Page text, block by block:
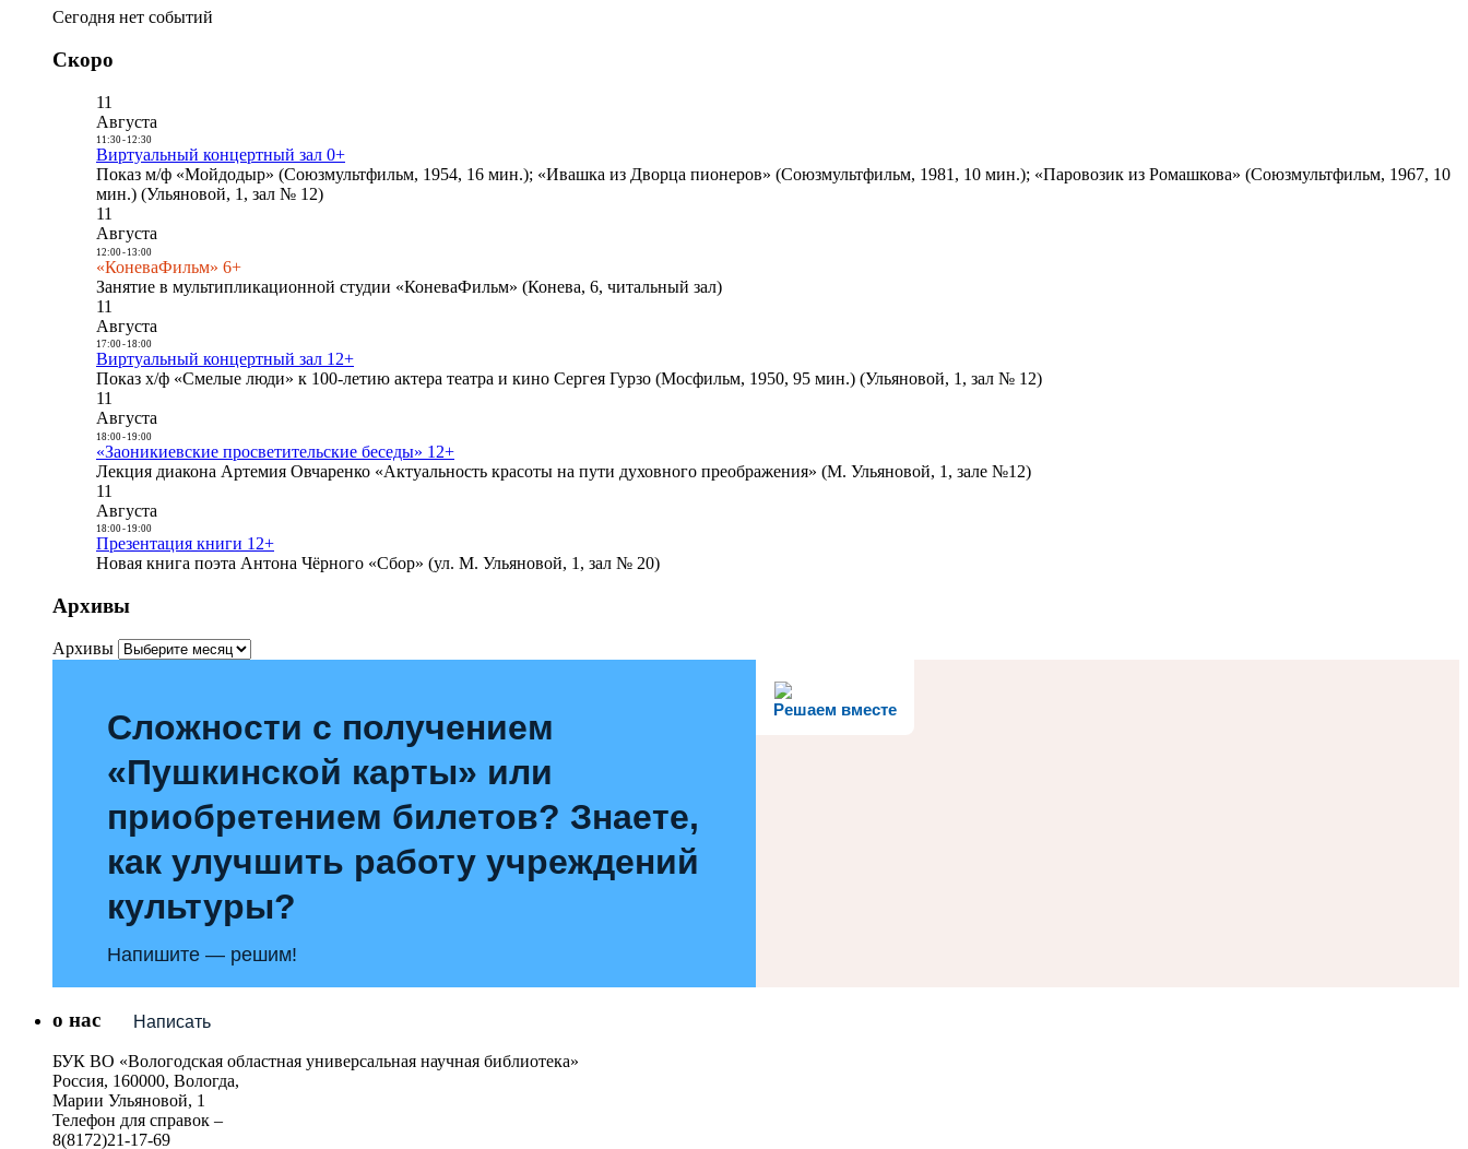
Сегодня нет событий
Скоро
11
Августа
11:30- 12:30
Виртуальный концертный зал 0+
Показ м/ф «Мойдодыр» (Союзмультфильм, 1954, 16 мин.); «Ивашка из Дворца пионеров» (Союзмультфильм, 1981, 10 мин.); «Паровозик из Ромашкова» (Союзмультфильм, 1967, 10
мин.) (Ульяновой, 1, зал № 12)
11
Августа
12:00- 13:00
«КоневаФильм» 6+
Занятие в мультипликационной студии «КоневаФильм» (Конева, 6, читальный зал)
11
Августа
17:00- 18:00
Виртуальный концертный зал 12+
Показ х/ф «Смелые люди» к 100-летию актера театра и кино Сергея Гурзо (Мосфильм, 1950, 95 мин.) (Ульяновой, 1, зал № 12)
11
Августа
18:00- 19:00
«Заоникиевские просветительские беседы» 12+
Лекция диакона Артемия Овчаренко «Актуальность красоты на пути духовного преображения» (М. Ульяновой, 1, зале №12)
11
Августа
18:00- 19:00
Презентация книги 12+
Новая книга поэта Антона Чёрного «Сбор» (ул. М. Ульяновой, 1, зал № 20)
Архивы
Архивы
Решаем вместе
Сложности с получением
«Пушкинской карты» или
приобретением билетов? Знаете,
как улучшить работу учреждений
культуры?
Напишите — решим!
Написать
о нас
БУК ВО «Вологодская областная универсальная научная библиотека»
Россия, 160000, Вологда,
Марии Ульяновой, 1
Телефон для справок –
8(8172)21-17-69